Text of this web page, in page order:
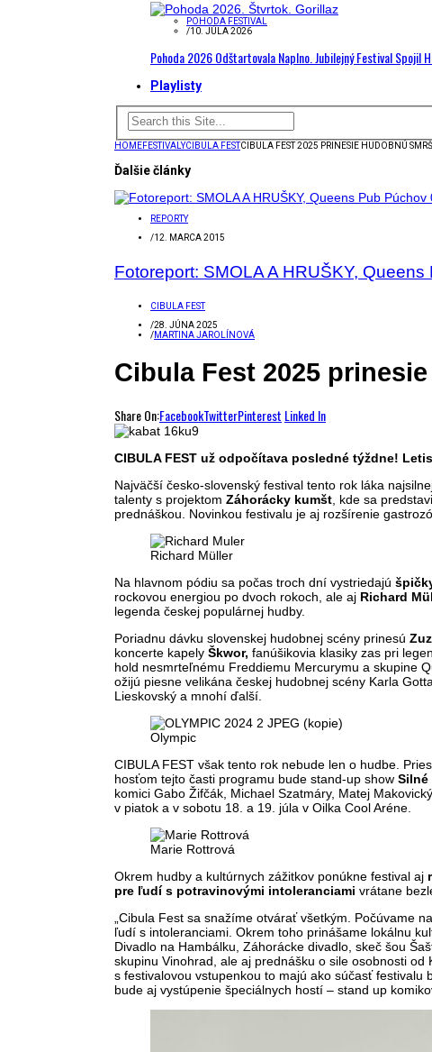
POHODA FESTIVAL
/10. JÚLA 2026
Pohoda 2026 Odštartovala Naplno. Jubilejný Festival Spojil
Playlisty
HOMEFESTIVALYCIBULA FESTCIBULA FEST 2025 PRINESIE HUDOBNÚ
Ďalšie články
REPORTY
/12. MARCA 2015
Fotoreport: SMOLA A HRUŠKY,
CIBULA FEST
/28. JÚNA 2025
/MARTINA JAROLÍNOVÁ
Cibula Fest 2025
Share On:FacebookTwitterPinterest Linked In
CIBULA FEST už odpočítava posledné týždne!
Najväčší česko-slovenský festival tento rok láka
talenty s projektom Záhorácky kumšt , kde sa
prednáškou. Novinkou festivalu je aj rozšírenie
Richard Müller
Na hlavnom pódiu sa počas troch dní vystriedajú
rockovou energiou po dvoch rokoch, ale aj Richard
legenda českej populárnej hudby.
Poriadnu dávku slovenskej hudobnej scény prinesú
koncerte kapely Škwor, fanúšikovia klasiky zas pri
hold nesmrteľnému Freddiemu Mercurymu a skupine
ožijú piesne velikána českej hudobnej scény Karla
Lieskovský a mnohí ďalší.
Olympic
CIBULA FEST však tento rok nebude len o hudbe.
hosťom tejto časti programu bude stand-up show Silné
komici Gabo Žifčák, Michael Szatmáry, Matej
v piatok a v sobotu 18. a 19. júla v Oilka Cool Aréne.
Marie Rottrová
Okrem hudby a kultúrnych zážitkov ponúkne festival aj
pre ľudí s potravinovými intoleranciami vrátane
„Cibula Fest sa snažíme otvárať všetkým. Počúvame
ľudí s intoleranciami. Okrem toho prinášame lokálnu
Divadlo na Hambálku, Záhorácke divadlo, skeč šou
skupinu Vinohrad, ale aj prednášku o sile osobnosti
s festivalovou vstupenkou to majú ako súčasť
bude aj vystúpenie špeciálnych hostí – stand up